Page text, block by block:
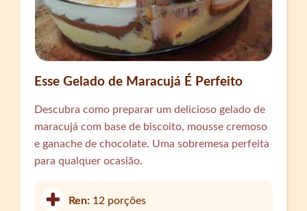
Esse Gelado de Maracujá É Perfeito
Descubra como preparar um delicioso gelado de
maracujá com base de biscoito, mousse cremoso
e ganache de chocolate. Uma sobremesa perfeita
para qualquer ocasião.
Ren: 12 porções